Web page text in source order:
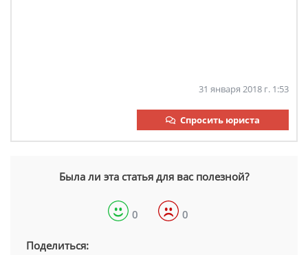
31 января 2018 г. 1:53
Спросить юриста
Была ли эта статья для вас полезной?
0 0
Поделиться: